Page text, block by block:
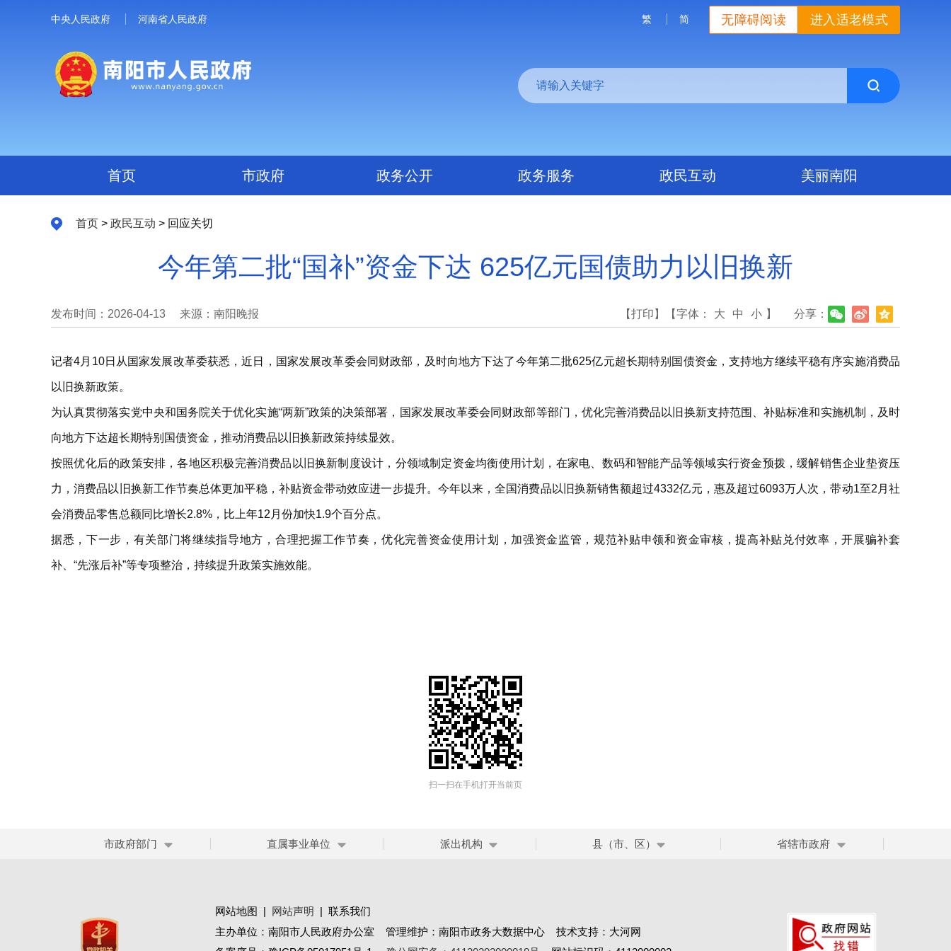
中央人民政府 河南省人民政府 进入适老模式
无障碍阅读
繁 简
首页 市政府 政务公开 政务服务 政民互动 美丽南阳
首页 > 政民互动 > 回应关切
今年第二批“国补”资金下达 625亿元国债助力以旧换新
发布时间：2026-04-13 来源：南阳晚报 分享：
【打印】 【字体： 大 中 小 】
记者4月10日从国家发展改革委获悉，近日，国家发展改革委会同财政部，及时向地方下达了今年第二批625亿元超长期特别国债资金，支持地方继续平稳有序实施消费品
以旧换新政策。
为认真贯彻落实党中央和国务院关于优化实施“两新”政策的决策部署，国家发展改革委会同财政部等部门，优化完善消费品以旧换新支持范围、补贴标准和实施机制，及时
向地方下达超长期特别国债资金，推动消费品以旧换新政策持续显效。
按照优化后的政策安排，各地区积极完善消费品以旧换新制度设计，分领域制定资金均衡使用计划，在家电、数码和智能产品等领域实行资金预拨，缓解销售企业垫资压
力，消费品以旧换新工作节奏总体更加平稳，补贴资金带动效应进一步提升。今年以来，全国消费品以旧换新销售额超过4332亿元，惠及超过6093万人次，带动1至2月社
会消费品零售总额同比增长2.8%，比上年12月份加快1.9个百分点。
据悉，下一步，有关部门将继续指导地方，合理把握工作节奏，优化完善资金使用计划，加强资金监管，规范补贴申领和资金审核，提高补贴兑付效率，开展骗补套
补、“先涨后补”等专项整治，持续提升政策实施效能。
扫一扫在手机打开当前页
市政府部门 直属事业单位 派出机构 县（市、区） 省辖市政府
网站地图 | 网站声明 | 联系我们
主办单位：南阳市人民政府办公室 管理维护：南阳市政务大数据中心 技术支持：大河网